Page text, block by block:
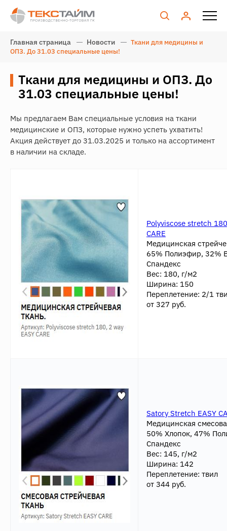
Главная страница Новости
Ткани для медицины и
ОПЗ. До 31.03 специальные цены!
Ткани для медицины и ОПЗ. До
31.03 специальные цены!
Мы предлагаем Вам специальные условия на ткани
медицинские и ОПЗ, которые нужно успеть ухватить!
Акция действует до 31.03.2025 и только на ассортимент
в наличии на складе.
Polyviscose stretch
CARE
Медицинская
65% Полиэфир, 32%
Спандекс
Вес: 180, г/м2
Ширина: 150
Переплетение: 2/1
от 327 руб.
Satory Stretch EASY
Медицинская
50% Хлопок, 47%
Спандекс
Вес: 145, г/м2
Ширина: 142
Переплетение: твил
от 344 руб.